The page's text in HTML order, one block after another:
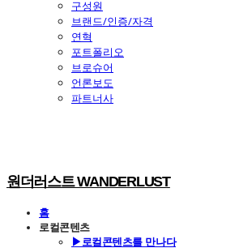
구성원
브랜드/인증/자격
연혁
포트폴리오
브로슈어
언론보도
파트너사
원더러스트 WANDERLUST
홈
로컬콘텐츠
▶로컬콘텐츠를 만나다